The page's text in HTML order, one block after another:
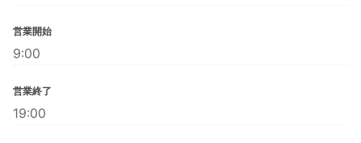
営業開始
9:00
営業終了
19:00